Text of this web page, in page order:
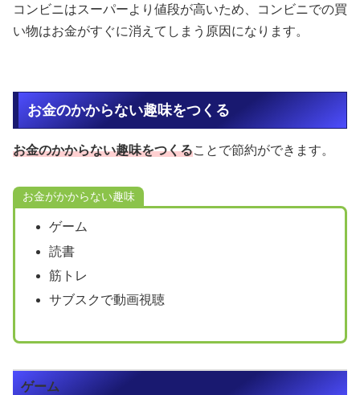
コンビニはスーパーより値段が高いため、コンビニでの買
い物はお金がすぐに消えてしまう原因になります。
お金のかからない趣味をつくる
お金のかからない趣味をつくることで節約ができます。
お金がかからない趣味
ゲーム
読書
筋トレ
サブスクで動画視聴
ゲーム